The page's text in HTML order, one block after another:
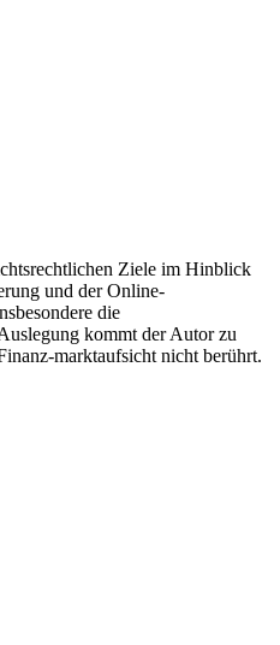
Ziele im Hinblick
und der Online-
die
kommt der Autor zu
marktaufsicht nicht berührt.